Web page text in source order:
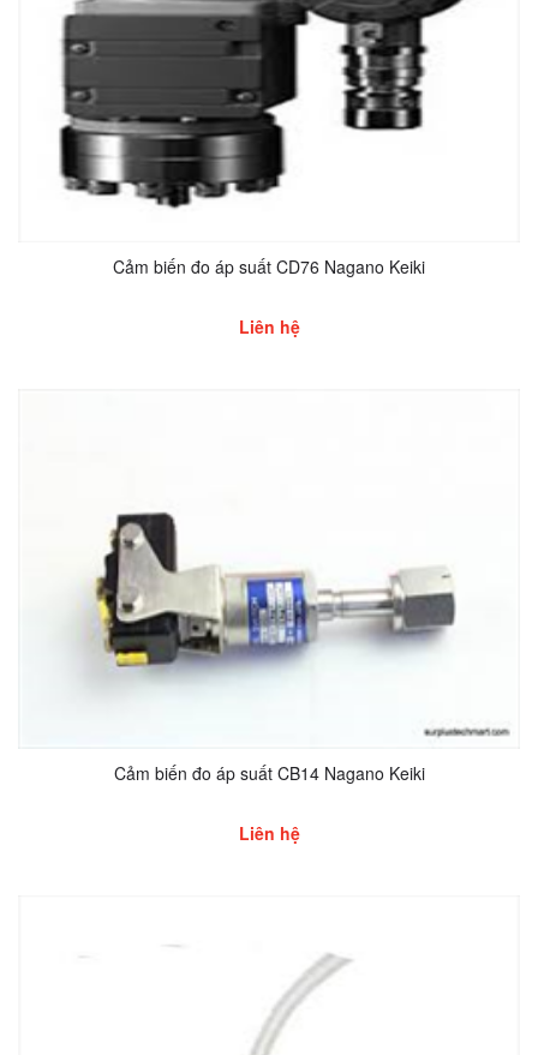
Cảm biến đo áp suất CD76 Nagano Keiki
Liên hệ
Cảm biến đo áp suất CB14 Nagano Keiki
Liên hệ